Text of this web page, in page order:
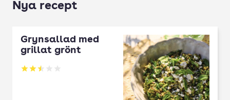
Nya recept
Grynsallad med
grillat grönt
Betyg: 2.5 av 5